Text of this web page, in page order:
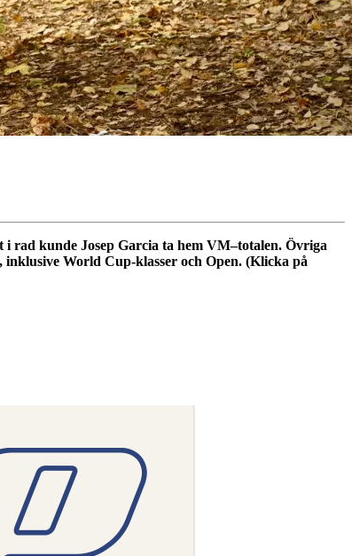
rad kunde Josep Garcia ta hem VM–totalen. Övriga
World Cup-klasser och Open. (Klicka på